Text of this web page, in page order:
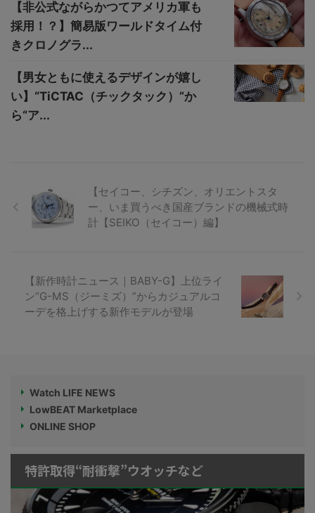
【非公式ながらかつてアメリカ軍も
採用！？】簡易版ワールドタイム付
きクロノグラ...
【男女ともに使えるデザインが嬉し
い】“TiCTAC（チックタック）”か
ら“ア...
【セイコー、シチズン、オリエントスタ
ー、いま買うべき国産ブランドの機械式時
計【SEIKO（セイコー）編】
【新作時計ニュース｜BABY-G】上位ライ
ン“G-MS（ジーミズ）”からカジュアルコ
ーデを格上げする新作モデルが登場
Watch LIFE NEWS
LowBEAT Marketplace
ONLINE SHOP
特許取得“耐衝撃”ウオッチなど